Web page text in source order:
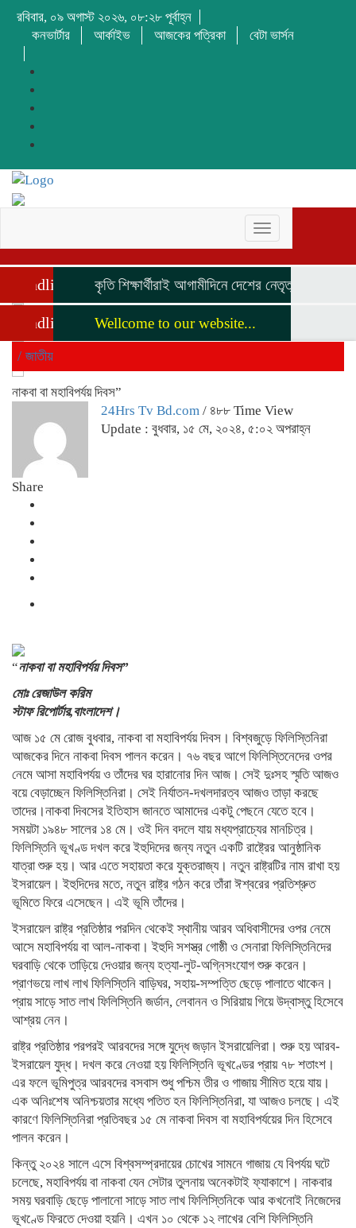
রবিবার, ০৯ অগাস্ট ২০২৬, ০৮:২৮ পূর্বাহ্ন
কনভার্টার
আর্কাইভ আজকের পত্রিকা বেটা ভার্সন
Toggle
navigation
Headline কৃতি শিক্ষার্থীরাই আগামীদিনে দেশের নেতৃত্ব দিবে মনজুর
Headline Wellcome to our website...
/ জাতীয়
নাকবা বা মহাবিপর্যয় দিবস”
24Hrs Tv Bd.com / ৪৮৮ Time View
Update : বুধবার, ১৫ মে, ২০২৪, ৫:০২ অপরাহ্ন
Share
“নাকবা বা মহাবিপর্যয় দিবস”
মোঃ রেজাউল করিম
স্টাফ রিপোর্টার,বাংলাদেশ।
আজ ১৫ মে রোজ বুধবার, নাকবা বা মহাবিপর্যয় দিবস। বিশ্বজুড়ে ফিলিস্তিনিরা
আজকের দিনে নাকবা দিবস পালন করেন। ৭৬ বছর আগে ফিলিস্তিনেদের ওপর
নেমে আসা মহাবিপর্যয় ও তাঁদের ঘর হারানোর দিন আজ। সেই দুঃসহ স্মৃতি আজও
বয়ে বেড়াচ্ছেন ফিলিস্তিনিরা। সেই নির্যাতন-দখলদারত্ব আজও তাড়া করছে
তাদের।নাকবা দিবসের ইতিহাস জানতে আমাদের একটু পেছনে যেতে হবে।
সময়টা ১৯৪৮ সালের ১৪ মে। ওই দিন বদলে যায় মধ্যপ্রাচ্যের মানচিত্র।
ফিলিস্তিনি ভূখণ্ড দখল করে ইহুদিদের জন্য নতুন একটি রাষ্ট্রের আনুষ্ঠানিক
যাত্রা শুরু হয়। আর এতে সহায়তা করে যুক্তরাজ্য। নতুন রাষ্ট্রটির নাম রাখা হয়
ইসরায়েল। ইহুদিদের মতে, নতুন রাষ্ট্র গঠন করে তাঁরা ঈশ্বরের প্রতিশ্রুত
ভূমিতে ফিরে এসেছেন। এই ভূমি তাঁদের।
ইসরায়েল রাষ্ট্র প্রতিষ্ঠার পরদিন থেকেই স্থানীয় আরব অধিবাসীদের ওপর নেমে
আসে মহাবিপর্যয় বা আল-নাকবা। ইহুদি সশস্ত্র গোষ্ঠী ও সেনারা ফিলিস্তিনিদের
ঘরবাড়ি থেকে তাড়িয়ে দেওয়ার জন্য হত্যা-লুট-অগ্নিসংযোগ শুরু করেন।
প্রাণভয়ে লাখ লাখ ফিলিস্তিনি বাড়িঘর, সহায়-সম্পত্তি ছেড়ে পালাতে থাকেন।
প্রায় সাড়ে সাত লাখ ফিলিস্তিনি জর্ডান, লেবানন ও সিরিয়ায় গিয়ে উদ্বাস্তু হিসেবে
আশ্রয় নেন।
রাষ্ট্র প্রতিষ্ঠার পরপরই আরবদের সঙ্গে যুদ্ধে জড়ান ইসরায়েলিরা। শুরু হয় আরব-
ইসরায়েল যুদ্ধ। দখল করে নেওয়া হয় ফিলিস্তিনি ভূখণ্ডের প্রায় ৭৮ শতাংশ।
এর ফলে ভূমিপুত্র আরবদের বসবাস শুধু পশ্চিম তীর ও গাজায় সীমিত হয়ে যায়।
এক অনিঃশেষ অনিশ্চয়তার মধ্যে পতিত হন ফিলিস্তিনিরা, যা আজও চলছে। এই
কারণে ফিলিস্তিনিরা প্রতিবছর ১৫ মে নাকবা দিবস বা মহাবিপর্যয়ের দিন হিসেবে
পালন করেন।
কিন্তু ২০২৪ সালে এসে বিশ্বসম্প্রদায়ের চোখের সামনে গাজায় যে বিপর্যয় ঘটে
চলেছে, মহাবিপর্যয় বা নাকবা যেন সেটার তুলনায় অনেকটাই ফ্যাকাশে। নাকবার
সময় ঘরবাড়ি ছেড়ে পালানো সাড়ে সাত লাখ ফিলিস্তিনিকে আর কখনোই নিজেদের
ভূখণ্ডে ফিরতে দেওয়া হয়নি। এখন ১০ থেকে ১২ লাখের বেশি ফিলিস্তিনি